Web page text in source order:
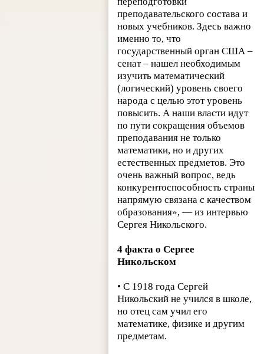
преподавательского состава и
новых учебников. Здесь важно
именно то, что
государственный орган США –
сенат – нашел необходимым
изучить математический
(логический) уровень своего
народа с целью этот уровень
повысить. А наши власти идут
по пути сокращения объемов
преподавания не только
математики, но и других
естественных предметов. Это
очень важный вопрос, ведь
конкурентоспособность страны
напрямую связана с качеством
образования», — из интервью
Сергея Никольского.
4 факта о Сергее
Никольском
• С 1918 года Сергей
Никольский не учился в школе,
но отец сам учил его
математике, физике и другим
предметам.